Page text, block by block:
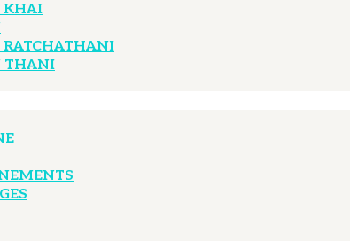
KHAI
THANI